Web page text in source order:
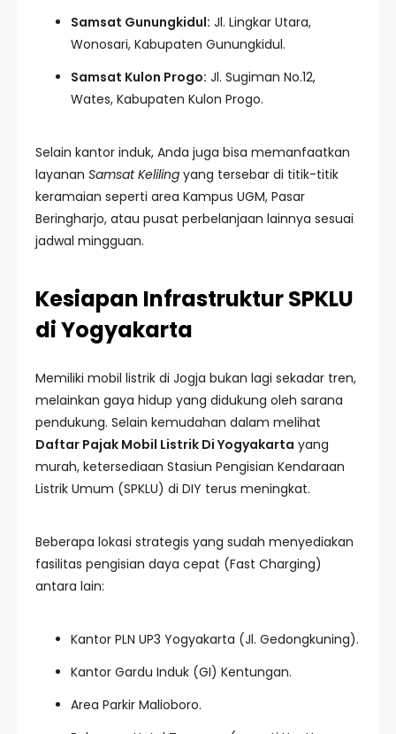
Samsat Gunungkidul: Jl. Lingkar Utara,
Wonosari, Kabupaten Gunungkidul.
Samsat Kulon Progo: Jl. Sugiman No.12,
Wates, Kabupaten Kulon Progo.
Selain kantor induk, Anda juga bisa memanfaatkan
layanan Samsat Keliling yang tersebar di titik-titik
keramaian seperti area Kampus UGM, Pasar
Beringharjo, atau pusat perbelanjaan lainnya sesuai
jadwal mingguan.
Kesiapan Infrastruktur SPKLU
di Yogyakarta
Memiliki mobil listrik di Jogja bukan lagi sekadar tren,
melainkan gaya hidup yang didukung oleh sarana
pendukung. Selain kemudahan dalam melihat
Daftar Pajak Mobil Listrik Di Yogyakarta yang
murah, ketersediaan Stasiun Pengisian Kendaraan
Listrik Umum (SPKLU) di DIY terus meningkat.
Beberapa lokasi strategis yang sudah menyediakan
fasilitas pengisian daya cepat (Fast Charging)
antara lain:
Kantor PLN UP3 Yogyakarta (Jl. Gedongkuning).
Kantor Gardu Induk (GI) Kentungan.
Area Parkir Malioboro.